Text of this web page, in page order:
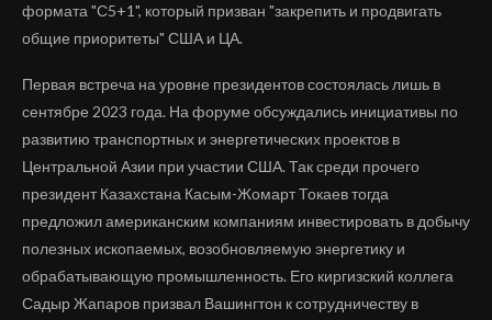
формата "С5+1", который призван "закрепить и продвигать
общие приоритеты" США и ЦА.
Первая встреча на уровне президентов состоялась лишь в
сентябре 2023 года. На форуме обсуждались инициативы по
развитию транспортных и энергетических проектов в
Центральной Азии при участии США. Так среди прочего
президент Казахстана Касым-Жомарт Токаев тогда
предложил американским компаниям инвестировать в добычу
полезных ископаемых, возобновляемую энергетику и
обрабатывающую промышленность. Его киргизский коллега
Садыр Жапаров призвал Вашингтон к сотрудничеству в